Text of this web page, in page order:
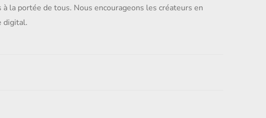
la portée de tous. Nous encourageons les créateurs en
digital.